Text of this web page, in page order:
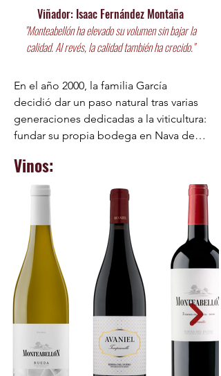
Viñador: Isaac Fernández Montaña
"Monteabellón ha elevado su volumen sin bajar la
calidad. Al revés, la calidad también ha crecido."
En el año 2000, la familia García
decidió dar un paso natural tras varias
generaciones dedicadas a la viticultura:
fundar su propia bodega en Nava de
viñas. Así nació Bodegas y Viñedos
Monteabellón, un proyecto que toma
su nombre del monte del pueblo,
donde crece (desde principios del
siglo pasado) parte del viñedo que hoy
da vida a sus vinos.
Más de dos décadas después, la
bodega sigue creciendo al ritmo de las
personas que la forman. Sus
instalaciones se han ampliado para
responder a la demanda del mercado,
pero sin perder el oficio que las vio
Vinos: